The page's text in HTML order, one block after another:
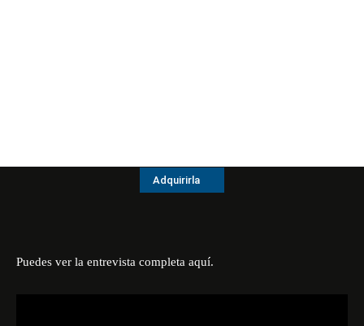
Adquirirla
Puedes ver la entrevista completa aquí.